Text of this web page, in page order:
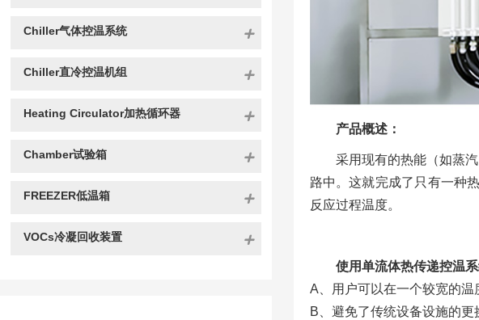
产品概述：
采用现有的热能（如蒸
路中。这就完成了只有一种
反应过程温度。
使用单流体热传递控温系
A、用户可以在一个较宽的温
B、避免了传统设备设施的
Chiller气体控温系统
Chiller直冷控温机组
Heating Circulator加热循环器
Chamber试验箱
FREEZER低温箱
VOCs冷凝回收装置